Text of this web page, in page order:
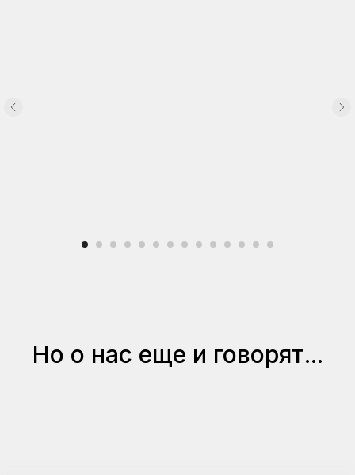
Но о нас еще и говорят...